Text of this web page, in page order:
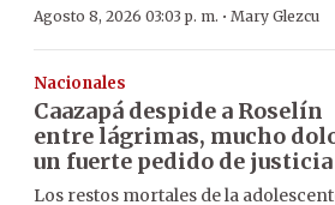
Agosto 8, 2026 03:03 p. m. · Mary Glezcu
Nacionales
Caazapá despide a Roselín
entre lágrimas, mucho
un fuerte pedido de justicia
Los restos mortales de la